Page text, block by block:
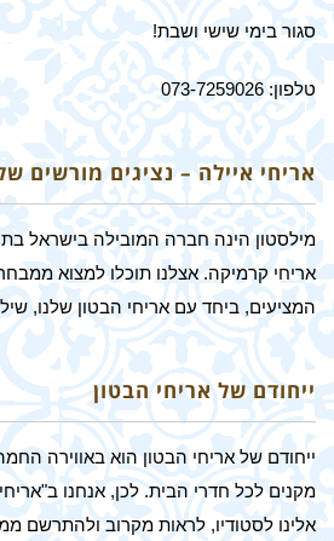
סגור בימי שישי ושבת!
טלפון: 073-7259026
אריחי איילה – נציגים מורשים
מילסטון הינה חברה המובילה בישראל
אריחי קרמיקה. אצלנו תוכלו למצוא
המציעים, ביחד עם אריחי הבטון שלנו,
ייחודם של אריחי הבטון
ייחודם של אריחי הבטון הוא באווירה
מקנים לכל חדרי הבית. לכן, אנחנו
אלינו לסטודיו, לראות מקרוב ולהתרשם